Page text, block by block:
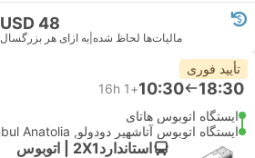
USD 48
مالیات‌ها لحاظ شده به ازای هر بزرگسال
تأیید فوری
18:30
10:30
+1
16h
ایستگاه اتوبوس هاتای
ایستگاه اتوبوس آتاشهیر دودولو, Istanbul Anatolia
استاندارد2X1 | اتوبوس